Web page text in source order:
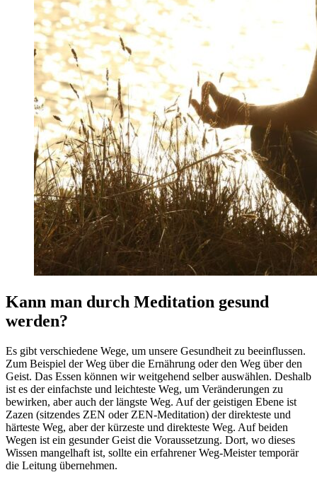
Kann man durch Meditation gesund
werden?
Es gibt verschiedene Wege, um unsere Gesundheit zu beeinflussen.
Zum Beispiel der Weg über die Ernährung oder den Weg über den
Geist. Das Essen können wir weitgehend selber auswählen. Deshalb
ist es der einfachste und leichteste Weg, um Veränderungen zu
bewirken, aber auch der längste Weg. Auf der geistigen Ebene ist
Zazen (sitzendes ZEN oder ZEN-Meditation) der direkteste und
härteste Weg, aber der kürzeste und direkteste Weg. Auf beiden
Wegen ist ein gesunder Geist die Voraussetzung. Dort, wo dieses
Wissen mangelhaft ist, sollte ein erfahrener Weg-Meister temporär
die Leitung übernehmen.